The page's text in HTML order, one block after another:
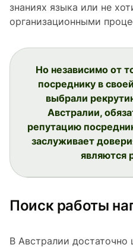
знаниях языка или не
организационными
Но независимо от
посреднику в
выбрали
Австралии,
репутацию
заслуживает
являются
Поиск работы
В Австралии достаточно